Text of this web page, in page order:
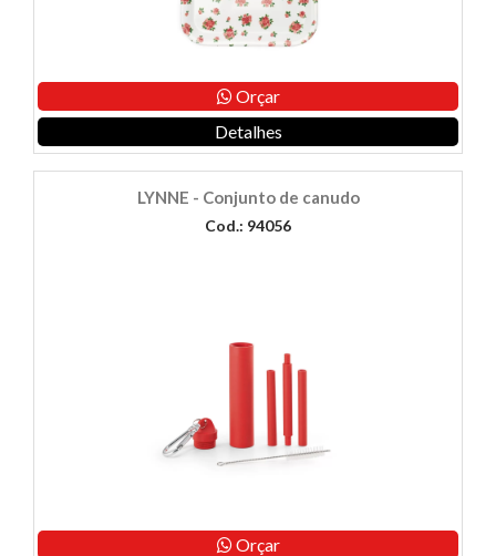
Orçar
Detalhes
LYNNE - Conjunto de canudo
Cod.: 94056
Orçar